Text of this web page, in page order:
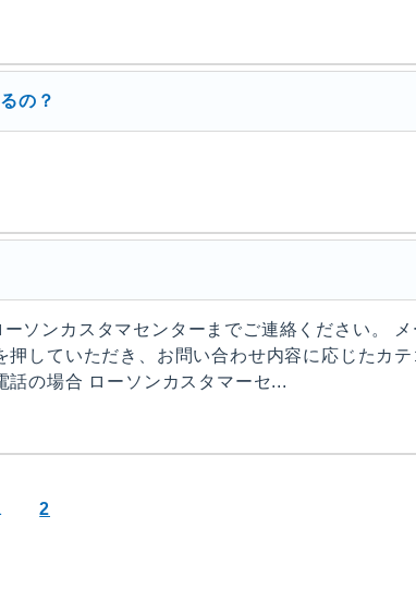
の？
ソンカスタマセンターまでご連絡ください。 メ
していただき、お問い合わせ内容に応じたカテ
の場合 ローソンカスタマーセ...
2